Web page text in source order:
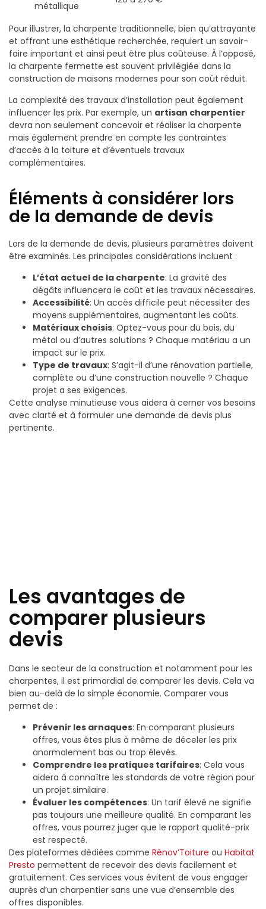
métallique
Pour illustrer, la charpente traditionnelle, bien qu’attrayante
et offrant une esthétique recherchée, requiert un savoir-
faire important et ainsi peut être plus coûteuse. À l’opposé,
la charpente fermette est souvent privilégiée dans la
construction de maisons modernes pour son coût réduit.
La complexité des travaux d’installation peut également
influencer les prix. Par exemple, un artisan charpentier
devra non seulement concevoir et réaliser la charpente
mais également prendre en compte les contraintes
d’accès à la toiture et d’éventuels travaux
complémentaires.
Éléments à considérer lors
de la demande de devis
Lors de la demande de devis, plusieurs paramètres doivent
être examinés. Les principales considérations incluent :
L’état actuel de la charpente: La gravité des
dégâts influencera le coût et les travaux nécessaires.
Accessibilité: Un accès difficile peut nécessiter des
moyens supplémentaires, augmentant les coûts.
Matériaux choisis: Optez-vous pour du bois, du
métal ou d’autres solutions ? Chaque matériau a un
impact sur le prix.
Type de travaux: S’agit-il d’une rénovation partielle,
complète ou d’une construction nouvelle ? Chaque
projet a ses exigences.
Cette analyse minutieuse vous aidera à cerner vos besoins
avec clarté et à formuler une demande de devis plus
pertinente.
Les avantages de
comparer plusieurs
devis
Dans le secteur de la construction et notamment pour les
charpentes, il est primordial de comparer les devis. Cela va
bien au-delà de la simple économie. Comparer vous
permet de :
Prévenir les arnaques: En comparant plusieurs
offres, vous êtes plus à même de déceler les prix
anormalement bas ou trop élevés.
Comprendre les pratiques tarifaires: Cela vous
aidera à connaître les standards de votre région pour
un projet similaire.
Évaluer les compétences: Un tarif élevé ne signifie
pas toujours une meilleure qualité. En comparant les
offres, vous pourrez juger que le rapport qualité-prix
est respecté.
Des plateformes dédiées comme Rénov’Toiture ou Habitat
Presto permettent de recevoir des devis facilement et
gratuitement. Ces services vous évitent de vous engager
auprès d’un charpentier sans une vue d’ensemble des
offres disponibles.